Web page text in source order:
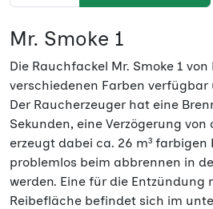
Mr. Smoke 1
Die Rauchfackel Mr. Smoke 1
verschiedenen Farben
Der Raucherzeuger hat eine
Sekunden, eine Verzögerung von
erzeugt dabei ca. 26 m³ farbigen
problemlos beim abbrennen in
werden. Eine für die Entzündung
Reibefläche befindet sich im